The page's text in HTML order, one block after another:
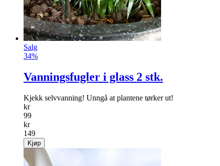
Salg
34%
Vanningsfugler i glass 2 stk.
Kjekk selvvanning! Unngå at plantene tørker ut!
kr
99
kr
149
Kjøp